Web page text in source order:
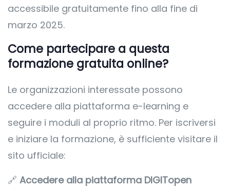
accessibile gratuitamente fino alla fine di
marzo 2025.
Come partecipare a questa
formazione gratuita online?
Le organizzazioni interessate possono
accedere alla piattaforma e-learning e
seguire i moduli al proprio ritmo. Per iscriversi
e iniziare la formazione, è sufficiente visitare il
sito ufficiale:
🔗 Accedere alla piattaforma DIGITopen